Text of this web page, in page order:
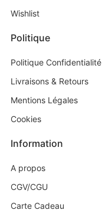
Wishlist
Politique
Politique Confidentialité
Livraisons & Retours
Mentions Légales
Cookies
Information
A propos
CGV/CGU
Carte Cadeau